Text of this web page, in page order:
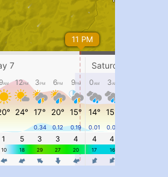
#PipIvanWeather
...
pimrec_project